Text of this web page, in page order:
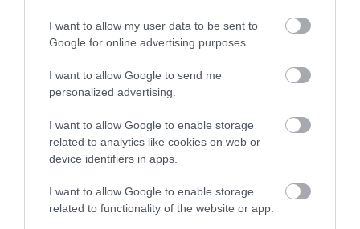
I want to allow my user data to be sent to
Google for online advertising purposes.
I want to allow Google to send me
personalized advertising.
I want to allow Google to enable storage
related to analytics like cookies on web or
device identifiers in apps.
I want to allow Google to enable storage
related to functionality of the website or app.
Σοκ σε επαρχιακό δρόμο: Οδηγός
πάνω σε στροφή (βίντεο)
05.08.2026 | 21:00
Φωτιά σε λεωφορείο στην Εύβοια
Η λειτουργία στα κλειδιά του
Καραμπόλα τεσσάρων
αναστάτωση στην
κυκλοφορία
από τη θάλασσα